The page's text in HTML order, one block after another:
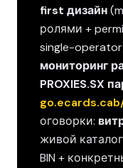
first дизайн
ролями +
single-
мониторинг
PROXIES.SX
оговорки:
живой
BIN +